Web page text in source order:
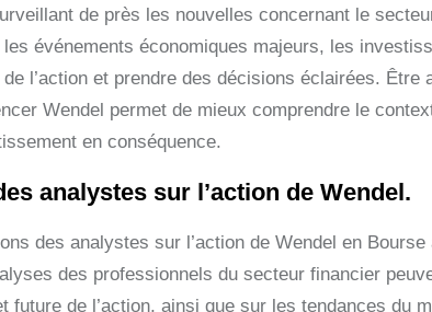
de près les nouvelles concernant le
événements économiques majeurs, les
l’action et prendre des décisions éclairées. Être
Wendel permet de mieux comprendre le
en conséquence.
analystes sur l’action de Wendel.
des analystes sur l’action de Wendel en
des professionnels du secteur financier
de l’action, ainsi que sur les tendances du